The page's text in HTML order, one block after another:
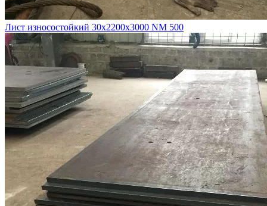
Лист износостойкий 30х2200х3000 NM 500